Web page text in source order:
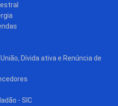
Dívida ativa e Renúncia de
- SIC